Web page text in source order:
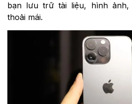
bạn lưu trữ tài liệu, hình ảnh,
thoải mái.